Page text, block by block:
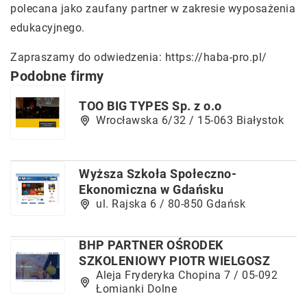
polecana jako zaufany partner w zakresie wyposażenia
edukacyjnego.
Zapraszamy do odwiedzenia: https://haba-pro.pl/
Podobne firmy
TOO BIG TYPES Sp. z o.o
Wrocławska 6/32 / 15-063 Białystok
Wyższa Szkoła Społeczno-
Ekonomiczna w Gdańsku
ul. Rajska 6 / 80-850 Gdańsk
BHP PARTNER OŚRODEK
SZKOLENIOWY PIOTR WIELGOSZ
Aleja Fryderyka Chopina 7 / 05-092
Łomianki Dolne